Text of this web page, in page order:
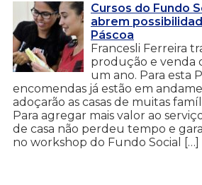
Cursos do Fundo
abrem
Páscoa
Francesli Ferreira
produção e venda
um ano. Para esta
encomendas já estão em
adoçarão as casas de muitas
Para agregar mais valor ao
de casa não perdeu tempo e
no workshop do Fundo Social […]